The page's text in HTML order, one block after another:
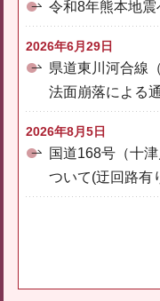
令和8年熊本地
2026年6月29日
県道東川河合線
法面崩落による
2026年8月5日
国道168号（十
ついて(迂回路有